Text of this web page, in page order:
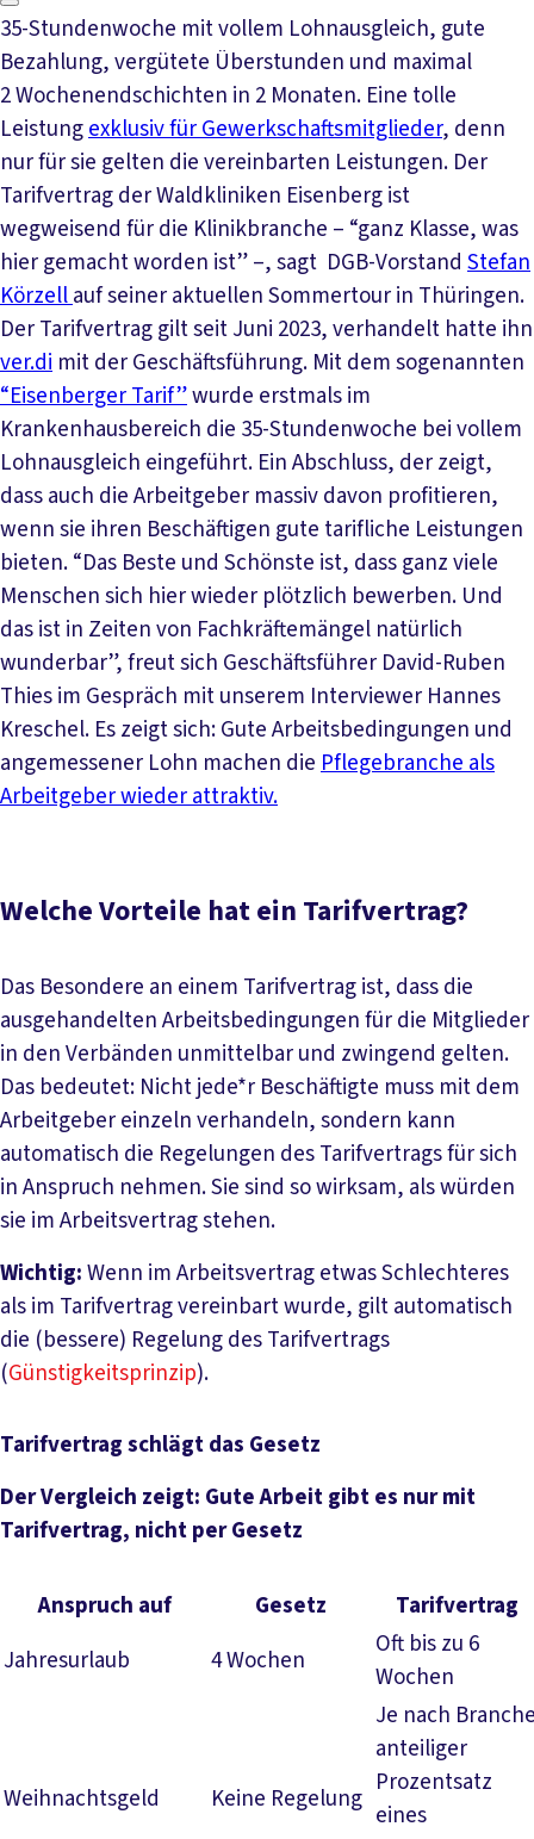
Video abspielen
35-Stundenwoche mit vollem Lohnausgleich, gute
Bezahlung, vergütete Überstunden und maximal
2 Wochenendschichten in 2 Monaten. Eine tolle
Leistungexklusiv für Gewerkschaftsmitglieder, denn
nur für sie gelten die vereinbarten Leistungen. Der
Tarifvertrag der Waldkliniken Eisenberg ist
wegweisend für die Klinikbranche – “ganz Klasse, was
hier gemacht worden ist” –, sagt DGB-Vorstand Stefan
Körzellauf seiner aktuellen Sommertour in Thüringen.
Der Tarifvertrag gilt seit Juni 2023, verhandelt hatte ihn
ver.di mit der Geschäftsführung. Mit dem sogenannten
“Eisenberger Tarif”wurde erstmals im
Krankenhausbereich die 35-Stundenwoche bei vollem
Lohnausgleich eingeführt. Ein Abschluss, der zeigt,
dass auch die Arbeitgeber massiv davon profitieren,
wenn sie ihren Beschäftigen gute tarifliche Leistungen
bieten. “Das Beste und Schönste ist, dass ganz viele
Menschen sich hier wieder plötzlich bewerben. Und
das ist in Zeiten von Fachkräftemängel natürlich
wunderbar”, freut sich Geschäftsführer David-Ruben
Thies im Gespräch mit unserem Interviewer Hannes
Kreschel. Es zeigt sich: Gute Arbeitsbedingungen und
angemessener Lohn machen diePflegebranche als
Arbeitgeber wieder attraktiv.
Welche Vorteile hat ein Tarifvertrag?
Das Besondere an einem Tarifvertrag ist, dass die
ausgehandelten Arbeitsbedingungen für die Mitglieder
in den Verbänden unmittelbar und zwingend gelten.
Das bedeutet: Nicht jede*r Beschäftigte muss mit dem
Arbeitgeber einzeln verhandeln, sondern kann
automatisch die Regelungen des Tarifvertrags für sich
in Anspruch nehmen. Sie sind so wirksam, als würden
sie im Arbeitsvertrag stehen.
Wichtig:Wenn im Arbeitsvertrag etwas Schlechteres
als im Tarifvertrag vereinbart wurde, gilt automatisch
die (bessere) Regelung des Tarifvertrags
(Günstigkeitsprinzip).
Tarifvertrag schlägt das Gesetz
Der Vergleich zeigt: Gute Arbeit gibt es nur mit
Tarifvertrag, nicht per Gesetz
Anspruch auf Gesetz
Tarifvertrag
Jahresurlaub
4 Wochen
Oft bis zu 6
Wochen
Weihnachtsgeld Keine Regelung
Je nach
anteiliger
Prozentsatz
eines